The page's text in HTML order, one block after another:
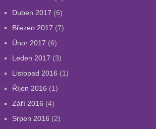
Duben 2017 (6)
Březen 2017 (7)
Únor 2017 (6)
Leden 2017 (3)
Listopad 2016 (1)
Říjen 2016 (1)
Září 2016 (4)
Srpen 2016 (2)